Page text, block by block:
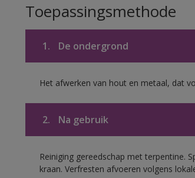
Toepassingsmethode
1. De ondergrond
Het afwerken van hout en metaal, dat
2. Na gebruik
Reiniging gereedschap met terpentine.
kraan. Verfresten afvoeren volgens